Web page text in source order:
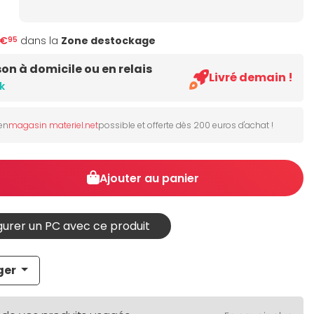
95 dans la Zone destockage
à domicile ou en relais
Livré demain !
magasin materiel.netpossible et offerte dès 200 euros d'achat !
Ajouter au panier
un PC avec ce produit